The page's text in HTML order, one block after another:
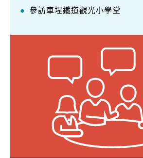
參訪車埕鐵道觀光小學堂